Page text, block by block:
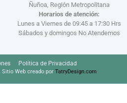
Ñuñoa, Región Metropolitana
Horarios de atención:
Lunes a Viernes de 09:45 a 17:30 Hrs
Sábados y domingos No Atendemos
Política de Privacidad
Web creado por TatryDesign.com